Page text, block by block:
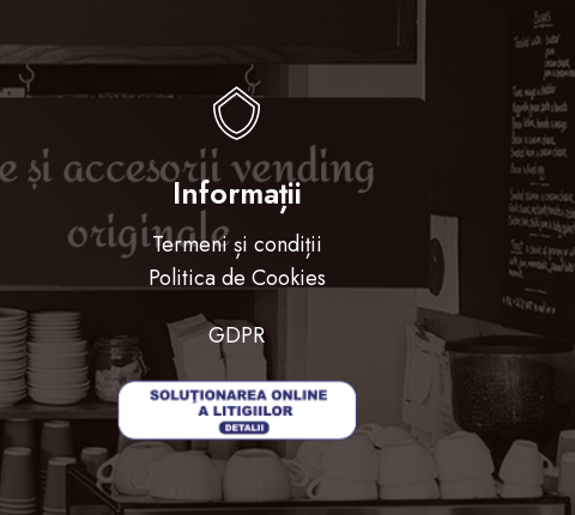
Informații
Termeni și condiții
Politica de Cookies
GDPR